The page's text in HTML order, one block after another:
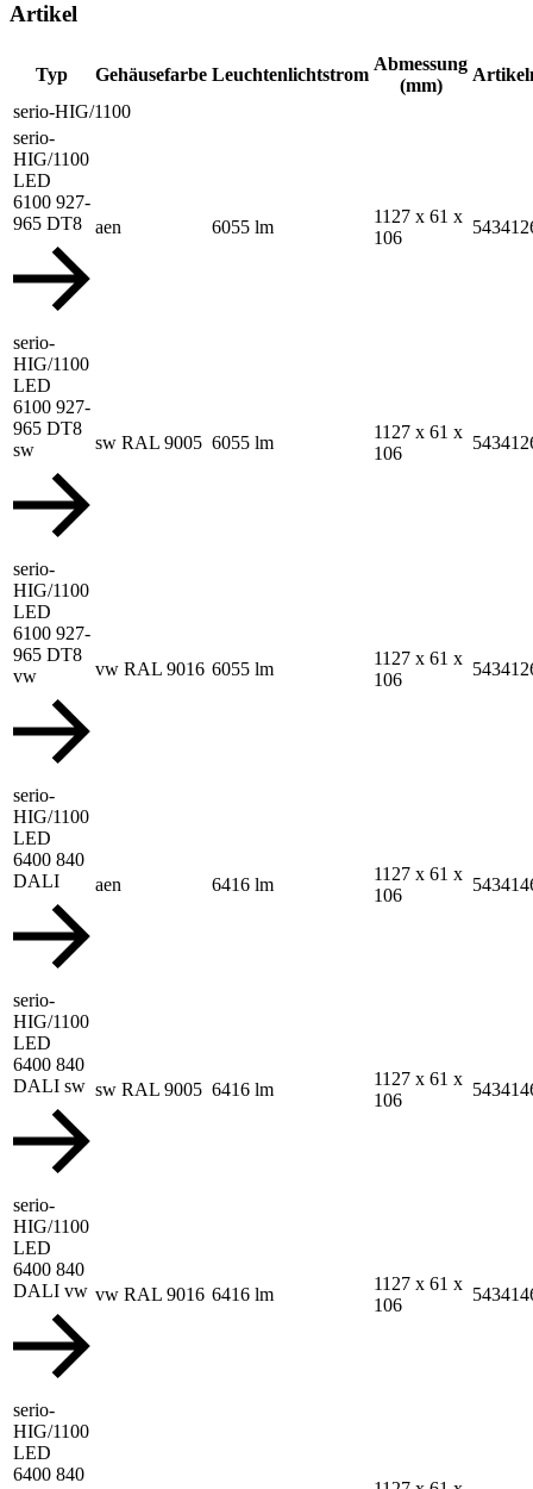
Artikel
Typ Gehäusefarbe Leuchtenlichtstrom
Abmessung
(mm)
serio-HIG/1100
serio-
HIG/1100
LED
6100 927-
965 DT8
aen 6055 lm
1127 x 61 x
106
serio-
HIG/1100
LED
6100 927-
965 DT8
sw
sw RAL 9005 6055 lm
1127 x 61 x
106
serio-
HIG/1100
LED
6100 927-
965 DT8
vw
vw RAL 9016 6055 lm
1127 x 61 x
106
serio-
HIG/1100
LED
6400 840
DALI
aen 6416 lm
1127 x 61 x
106
serio-
HIG/1100
LED
6400 840
DALI sw sw RAL 9005 6416 lm
1127 x 61 x
106
serio-
HIG/1100
LED
6400 840
DALI vw vw RAL 9016 6416 lm
1127 x 61 x
106
serio-
HIG/1100
LED
6400 840